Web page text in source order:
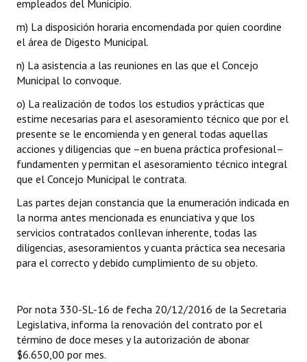
empleados del Municipio.
m) La disposición horaria encomendada por quien coordine
el área de Digesto Municipal.
n) La asistencia a las reuniones en las que el Concejo
Municipal lo convoque.
o) La realización de todos los estudios y prácticas que
estime necesarias para el asesoramiento técnico que por el
presente se le encomienda y en general todas aquellas
acciones y diligencias que –en buena práctica profesional–
fundamenten y permitan el asesoramiento técnico integral
que el Concejo Municipal le contrata.
Las partes dejan constancia que la enumeración indicada en
la norma antes mencionada es enunciativa y que los
servicios contratados conllevan inherente, todas las
diligencias, asesoramientos y cuanta práctica sea necesaria
para el correcto y debido cumplimiento de su objeto.
Por nota 330-SL-16 de fecha 20/12/2016 de la Secretaria
Legislativa, informa la renovación del contrato por el
término de doce meses y la autorización de abonar
$6.650,00 por mes.